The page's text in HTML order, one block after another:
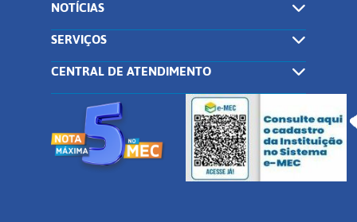
NOTÍCIAS
SERVIÇOS
CENTRAL DE ATENDIMENTO